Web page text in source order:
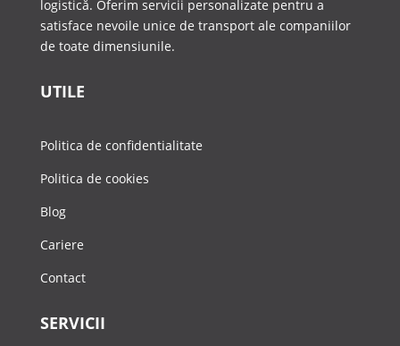
logistică. Oferim servicii personalizate pentru a
satisface nevoile unice de transport ale companiilor
de toate dimensiunile.
UTILE
Politica de confidentialitate
Politica de cookies
Blog
Cariere
Contact
SERVICII